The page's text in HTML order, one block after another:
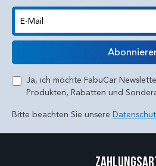
E-Mail
Ja, ich möchte FabuCar
Produkten, Rabatten und
Bitte beachten Sie unsere